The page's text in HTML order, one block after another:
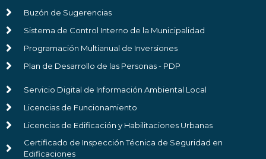
Buzón de Sugerencias
Sistema de Control Interno de la Municipalidad
Programación Multianual de Inversiones
Plan de Desarrollo de las Personas - PDP
Servicio Digital de Información Ambiental Local
Licencias de Funcionamiento
Licencias de Edificación y Habilitaciones Urbanas
Certificado de Inspección Técnica de Seguridad en
Edificaciones